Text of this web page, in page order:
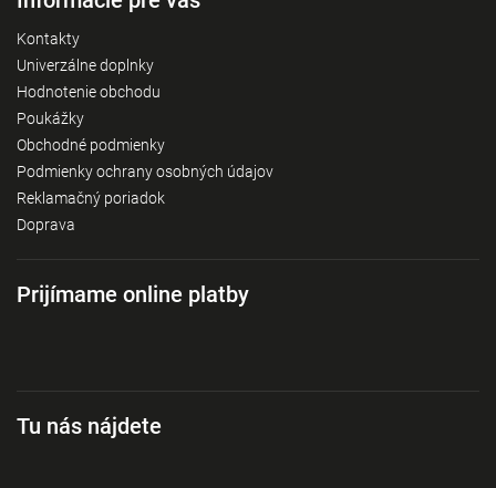
Kontakty
Univerzálne doplnky
Hodnotenie obchodu
Poukážky
Obchodné podmienky
Podmienky ochrany osobných údajov
Reklamačný poriadok
Doprava
Prijímame online platby
Tu nás nájdete